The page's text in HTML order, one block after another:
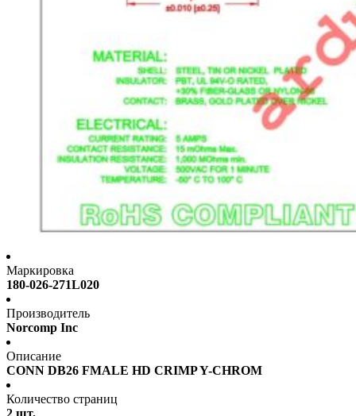
Маркировка
180-026-271L020
Производитель
Norcomp Inc
Описание
CONN DB26 FMALE HD CRIMP Y-CHROM
Количество страниц